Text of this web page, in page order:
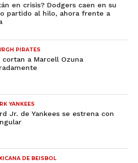
en crisis? Dodgers caen en su
partido al hilo, ahora frente a
PIRATES
cortan a Marcell Ozuna
YANKEES
Jr. de Yankees se estrena con
DE BEISBOL